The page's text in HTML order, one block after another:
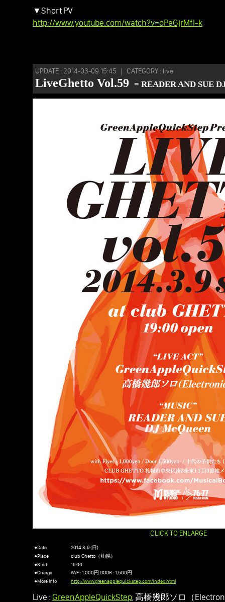
▼Short PV
http://www.youtube.com/watch?v=oPeGjrMfI-k
UPDATE : 2014-03-09 15:45 ｜ CATEGORY : live
LiveGhetto Vol.59 = READER AND SUE
CLICK TO ENLARGE
●Date
2014.3. 9 (日)
●Place
club Ghetto（札幌）
●Start
19:00
●Charge
W/F : 1,000円 DOOR : 1,500円
●More Info
http://www.greenapplequickstep.com/index.html
Live : GreenAppleQuickStep , 高橋幾郎ソロ（